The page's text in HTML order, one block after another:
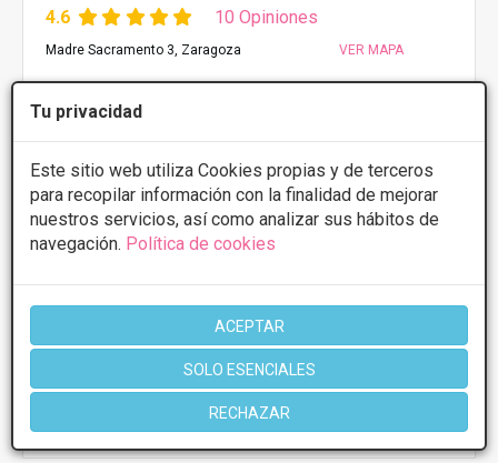
Tu privacidad
Este sitio web utiliza Cookies propias y de terceros
para recopilar información con la finalidad de mejorar
nuestros servicios, así como analizar sus hábitos de
navegación. Política de cookies
ACEPTAR
SOLO ESENCIALES
RECHAZAR
4.6 10 Opiniones
Madre Sacramento 3, Zaragoza VER MAPA
Carboxiterapia
CONSULTAR/CITA/PRESUPUESTO
Martes
10:00 - 14:00 16:00 - 20:00
Miércoles
10:00 - 14:00 16:00 - 20:00
10:00 - 14:00 16:00 - 20:00
Viernes
10:00 - 14:00 16:00 - 20:00